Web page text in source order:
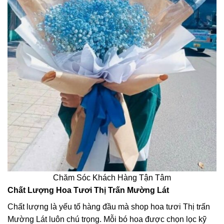
Chăm Sóc Khách Hàng Tận Tâm
Chất Lượng Hoa Tươi Thị Trấn Mường Lát
Chất lượng là yếu tố hàng đầu mà shop hoa tươi Thị trấn
Mường Lát luôn chú trọng. Mỗi bó hoa được chọn lọc kỹ